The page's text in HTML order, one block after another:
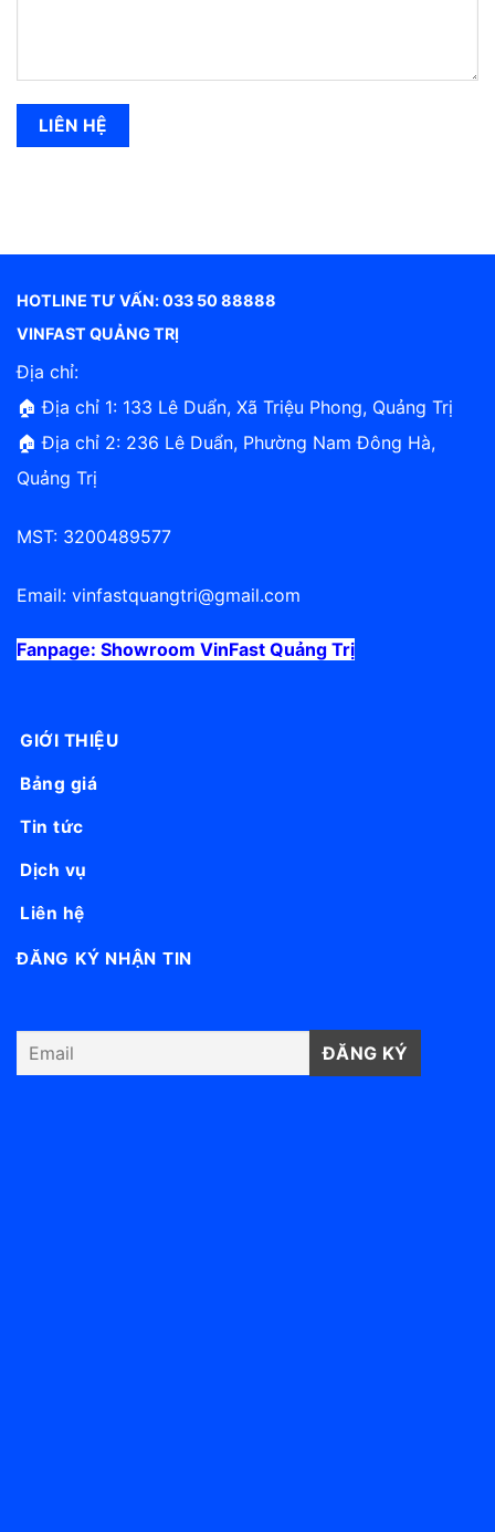
HOTLINE TƯ VẤN: 033 50 88888
VINFAST QUẢNG TRỊ
Địa chỉ:
🏠 Địa chỉ 1: 133 Lê Duẩn, Xã Triệu Phong, Quảng Trị
🏠 Địa chỉ 2: 236 Lê Duẩn, Phường Nam Đông Hà,
Quảng Trị
MST: 3200489577
Email: vinfastquangtri@gmail.com
Fanpage: Showroom VinFast Quảng Trị
GIỚI THIỆU
Bảng giá
Tin tức
Dịch vụ
Liên hệ
ĐĂNG KÝ NHẬN TIN